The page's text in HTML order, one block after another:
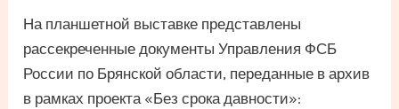
На планшетной выставке представлены
рассекреченные документы Управления ФСБ
России по Брянской области, переданные в архив
в рамках проекта «Без срока давности»: